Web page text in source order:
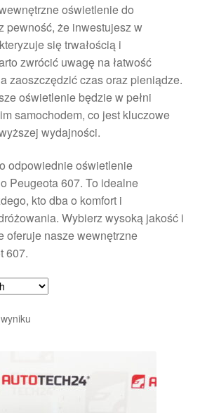
oświetlenie do
pewność, że inwestujesz w
się trwałością i
zwrócić uwagę na łatwość
zaoszczędzić czas oraz pieniądze.
oświetlenie będzie w pełni
samochodem, co jest kluczowe
wydajności.
odpowiednie oświetlenie
Peugeota 607. To idealne
kto dba o komfort i
Wybierz wysoką jakość i
oferuje nasze wewnętrzne
607.